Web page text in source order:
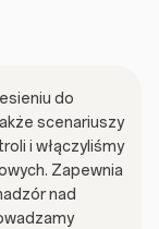
do
scenariuszy
i włączyliśmy
Zapewnia
nad